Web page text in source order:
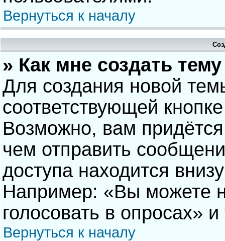
Вернуться к началу
» Как мне создать
Для создания новой
соответствующей
Возможно, вам
чем отправить
доступа находится
Например: «Вы можете
голосовать в опросах» и
Вернуться к началу